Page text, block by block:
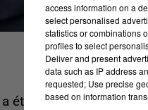
été interpellé hier
access information on a
select personalised
statistics or combinations
profiles to select
Deliver and present
data such as IP address
requested; Use precise
based on information